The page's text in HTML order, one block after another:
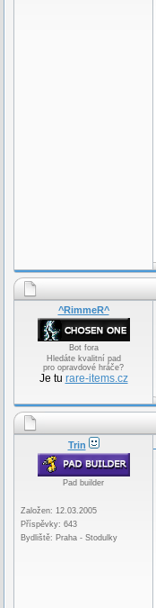
^RimmeR^
Bot fora
Hledáte kvalitní pad
pro opravdové hráče?
Je tu rare-items.cz
Trin
Pad builder
Založen: 12.03.2005
Příspěvky: 643
Bydliště: Praha - Stodulky